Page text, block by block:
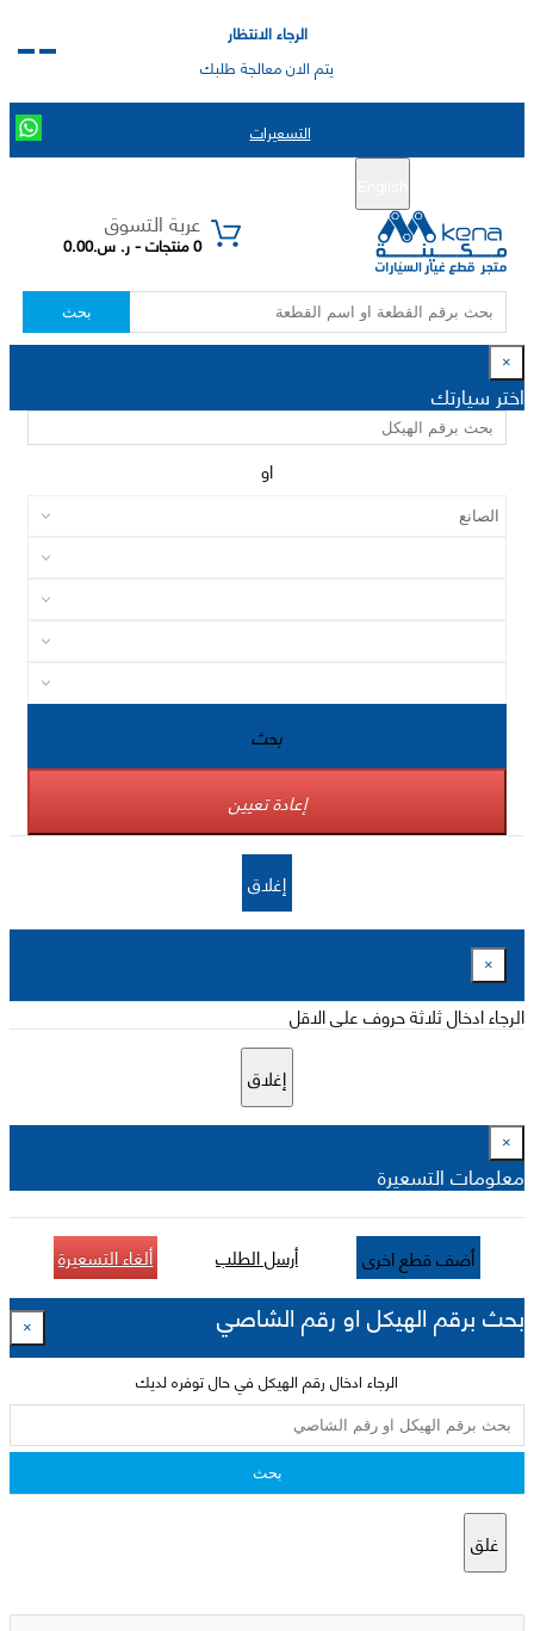
الرجاء الانتظار
يتم الان معالجة طلبك
التسعيرات
عربة التسوق
0 منتجات - ر. س.0.00
بحث
×
اختر سيارتك
او
بحث
إعادة تعيين
إغلاق
×
الرجاء ادخال ثلاثة حروف على الاقل
إغلاق
×
معلومات التسعيرة
أضف قطع اخرى أرسل الطلب ألغاء التسعيرة
بحث برقم الهيكل او رقم الشاصي ×
الرجاء ادخال رقم الهيكل في حال توفره لديك
بحث
غلق